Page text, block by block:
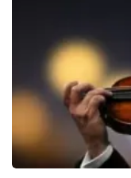
BESTEL NU